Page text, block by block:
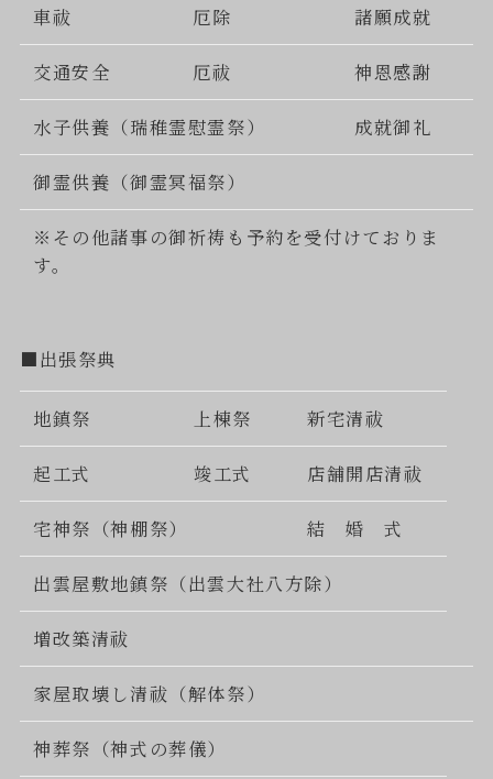
車祓 厄除 諸願成就
交通安全 厄祓 神恩感謝
水子供養（瑞稚霊慰霊祭） 成就御礼
御霊供養（御霊冥福祭）
※その他諸事の御祈祷も予約を受付けておりま
す。
■出張祭典
地鎮祭 上棟祭 新宅清祓
起工式 竣工式 店舗開店清祓
宅神祭（神棚祭） 結 婚 式
出雲屋敷地鎮祭（出雲大社八方除）
増改築清祓
家屋取壊し清祓（解体祭）
神葬祭（神式の葬儀）